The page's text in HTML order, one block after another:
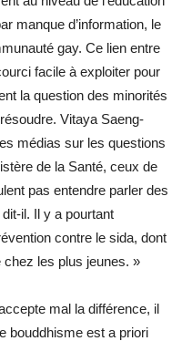
manque d’information, le
gay. Ce lien entre
facile à exploiter pour
la question des minorités
Vitaya Saeng-
médias sur les questions
de la Santé, ceux de
pas entendre parler des
il. Il y a pourtant
contre le sida, dont
chez les plus jeunes. »
mal la différence, il
bouddhisme est a priori